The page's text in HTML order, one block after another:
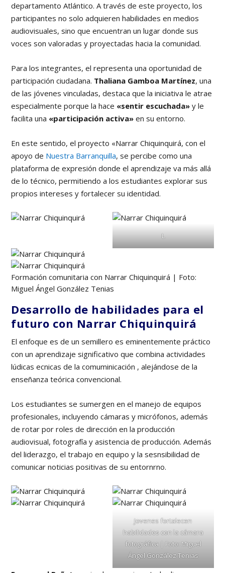
departamento Atlántico. A través de este proyecto, los
participantes no solo adquieren habilidades en medios
audiovisuales, sino que encuentran un lugar donde sus
voces son valoradas y proyectadas hacia la comunidad.
Para los integrantes, el representa una oportunidad de
participación ciudadana. Thaliana Gamboa Martínez, una
de las jóvenes vinculadas, destaca que la iniciativa le atrae
especialmente porque la hace «sentir escuchada» y le
facilita una «participación activa» en su entorno.
En este sentido, el proyecto «Narrar Chiquinquirá, con el
apoyo de Nuestra Barranquilla, se percibe como una
plataforma de expresión donde el aprendizaje va más allá
de lo técnico, permitiendo a los estudiantes explorar sus
propios intereses y fortalecer su identidad.
L
Formación comunitaria con Narrar Chiquinquirá | Foto:
Miguel Ángel González Tenias
Desarrollo de habilidades para el
futuro con Narrar Chiquinquirá
El enfoque es de un semillero es eminentemente práctico
con un aprendizaje significativo que combina actividades
lúdicas ecnicas de la comuminicación , alejándose de la
enseñanza teórica convencional.
Los estudiantes se sumergen en el manejo de equipos
profesionales, incluyendo cámaras y micrófonos, además
de rotar por roles de dirección en la producción
audiovisual, fotografía y asistencia de producción. Además
del liderazgo, el trabajo en equipo y la sesnsibilidad de
comunicar noticias positivas de su entornrno.
Jovenes fortalecen
habilidades con la cámara
fotográfica | Foto: Miguel
Ángel González Tenias